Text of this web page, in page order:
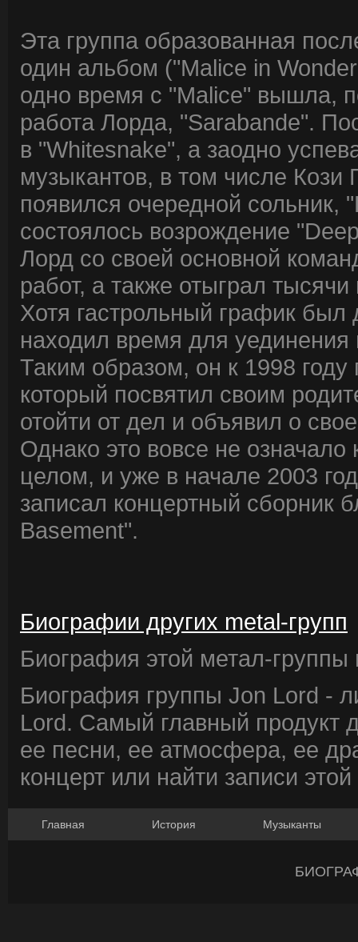
Эта группа образованная
один альбом ("Malice in
одно время с "Malice" вышла,
работа Лорда, "Sarabande".
в "Whitesnake", а заодно
музыкантов, в том числе
появился очередной сольник,
состоялось возрождение
Лорд со своей основной
работ, а также отыграл
Хотя гастрольный график
находил время для
Таким образом, он к 1998
который посвятил своим
отойти от дел и объявил о
Однако это вовсе не
целом, и уже в начале 2003
записал концертный сборник
Basement".
Биографии других metal-групп
Биография этой метал-группы
Биография группы Jon Lord -
Lord. Самый главный продукт
ее песни, ее атмосфера, ее
концерт или найти записи
Главная История Музыканты